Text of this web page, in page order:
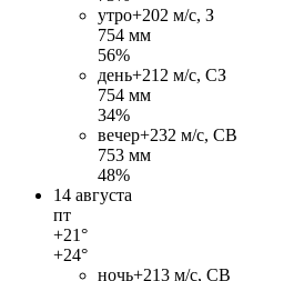
утро+202 м/c, З
754 мм
56%
день+21 2 м/c, СЗ
754 мм
34%
вечер+232 м/c, СВ
753 мм
48%
14 августа
пт
+21°
+24°
ночь+213 м/c, СВ